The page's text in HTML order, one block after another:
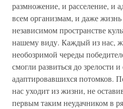
размножение, и расселение, и
всем организмам, и даже жизнь
независимом пространстве
нашему виду. Каждый из нас,
необозримой череды
смогли развиться до зрелости
адаптировавшихся потомков.
нас уходит из жизни, не
первым таким неудачником в